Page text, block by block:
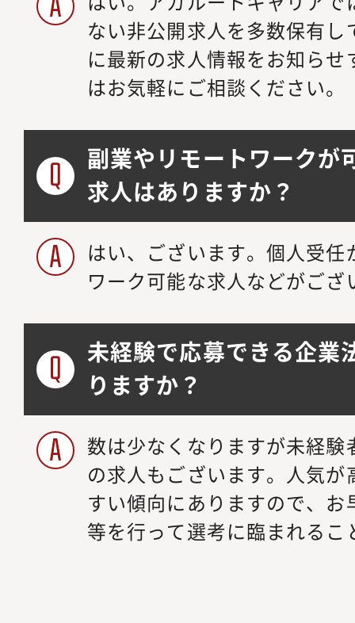
ない非公開求人を多数保有
に最新の求人情報をお知ら
はお気軽にご相談ください。
副業やリモートワークが
求人はありますか？
はい、ございます。個人受
ワーク可能な求人などがござ
未経験で応募できる企業
りますか？
数は少なくなりますが未経
の求人もございます。人気
すい傾向にありますので、
等を行って選考に臨まれる